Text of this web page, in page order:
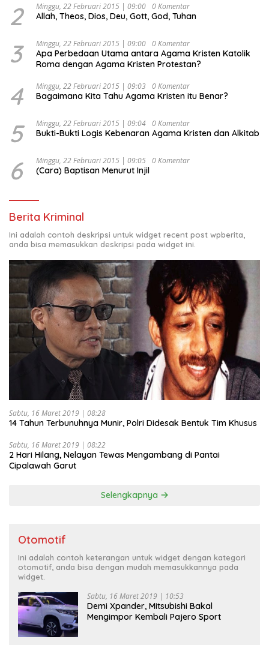
2 Minggu, 22 Februari 2015 | 09:00 0 Komentar
Allah, Theos, Dios, Deu, Gott, God, Tuhan
3 Minggu, 22 Februari 2015 | 09:00 0 Komentar
Apa Perbedaan Utama antara Agama Kristen Katolik
Roma dengan Agama Kristen Protestan?
4 Minggu, 22 Februari 2015 | 09:03 0 Komentar
Bagaimana Kita Tahu Agama Kristen itu Benar?
5 Minggu, 22 Februari 2015 | 09:04 0 Komentar
Bukti-Bukti Logis Kebenaran Agama Kristen dan Alkitab
6 Minggu, 22 Februari 2015 | 09:05 0 Komentar
(Cara) Baptisan Menurut Injil
Berita Kriminal
Ini adalah contoh deskripsi untuk widget recent post wpberita,
anda bisa memasukkan deskripsi pada widget ini.
Sabtu, 16 Maret 2019 | 08:28
14 Tahun Terbunuhnya Munir, Polri Didesak Bentuk Tim Khusus
Sabtu, 16 Maret 2019 | 08:22
2 Hari Hilang, Nelayan Tewas Mengambang di Pantai
Cipalawah Garut
Selengkapnya
Otomotif
Ini adalah contoh keterangan untuk widget dengan kategori
otomotif, anda bisa dengan mudah memasukkannya pada
widget.
Sabtu, 16 Maret 2019 | 10:53
Demi Xpander, Mitsubishi Bakal
Mengimpor Kembali Pajero Sport